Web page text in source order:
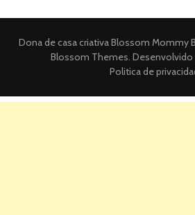
Dona de casa criativaBlossom Mommy
Blossom Themes. Desenvolvido
Politica de